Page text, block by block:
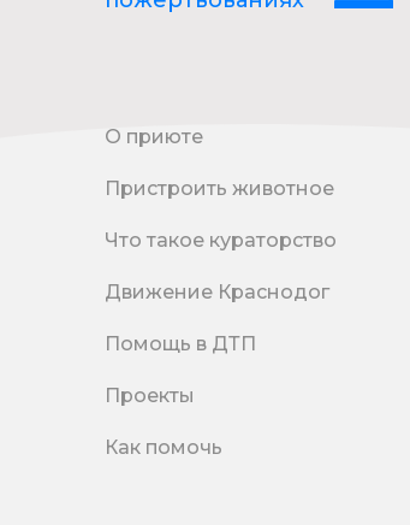
О приюте
Пристроить животное
Что такое кураторство
Движение Краснодог
Помощь в ДТП
Проекты
Как помочь